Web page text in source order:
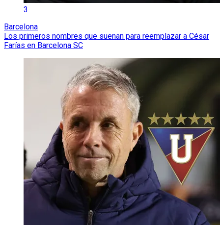
3
Barcelona
Los primeros nombres que suenan para reemplazar a César
Farías en Barcelona SC